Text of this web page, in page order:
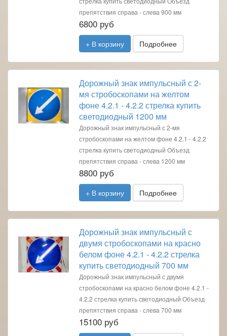
препятствия справа - слева 900 мм
6800 руб
+ В корзину Подробнее
Дорожный знак импульсный с 2-
мя стробоскопами на желтом
фоне 4.2.1 - 4.2.2 стрелка купить
светодиодный 1200 мм
Дорожный знак импульсный с 2-мя
стробоскопами на желтом фоне 4.2.1 - 4.2.2
стрелка купить светодиодный Объезд
препятствия справа - слева 1200 мм
8800 руб
+ В корзину Подробнее
Дорожный знак импульсный с
двумя стробоскопами на красно
белом фоне 4.2.1 - 4.2.2 стрелка
купить светодиодный 700 мм
Дорожный знак импульсный с двумя
стробоскопами на красно белом фоне 4.2.1 -
4.2.2 стрелка купить светодиодный Объезд
препятствия справа - слева 700 мм
15100 руб